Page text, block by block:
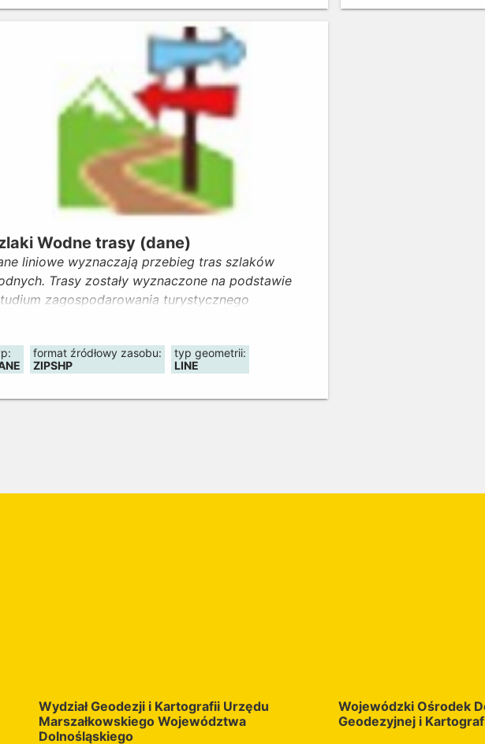
Wodne trasy (dane)
liniowe wyznaczają przebieg tras szlaków
Trasy zostały wyznaczone na podstawie
zagospodarowania turystycznego
we Wrocławiu i uzupełnione
pochodzącymi z materiałów Wydziału
format źródłowy zasobu:
ZIPSHP
typ geometrii:
LINE
Wydział Geodezji i Kartografii Urzędu
Marszałkowskiego Województwa
Dolnośląskiego
Wojewódzki Ośrodek
Geodezyjnej i